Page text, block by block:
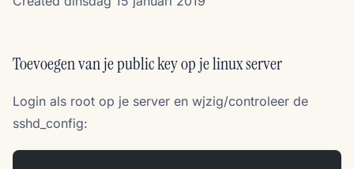
Toevoegen van je public key op je linux server
Login als root op je server en wjzig/controleer de
sshd_config: